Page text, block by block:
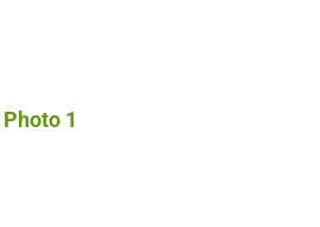
Photo 1, © Droits gérés